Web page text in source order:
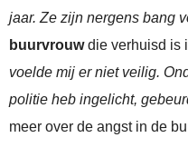
jaar. Ze zijn nergens bang
buurvrouwdie verhuisd is
voelde mij er niet veilig.
politie heb ingelicht,
meer over de angst in de